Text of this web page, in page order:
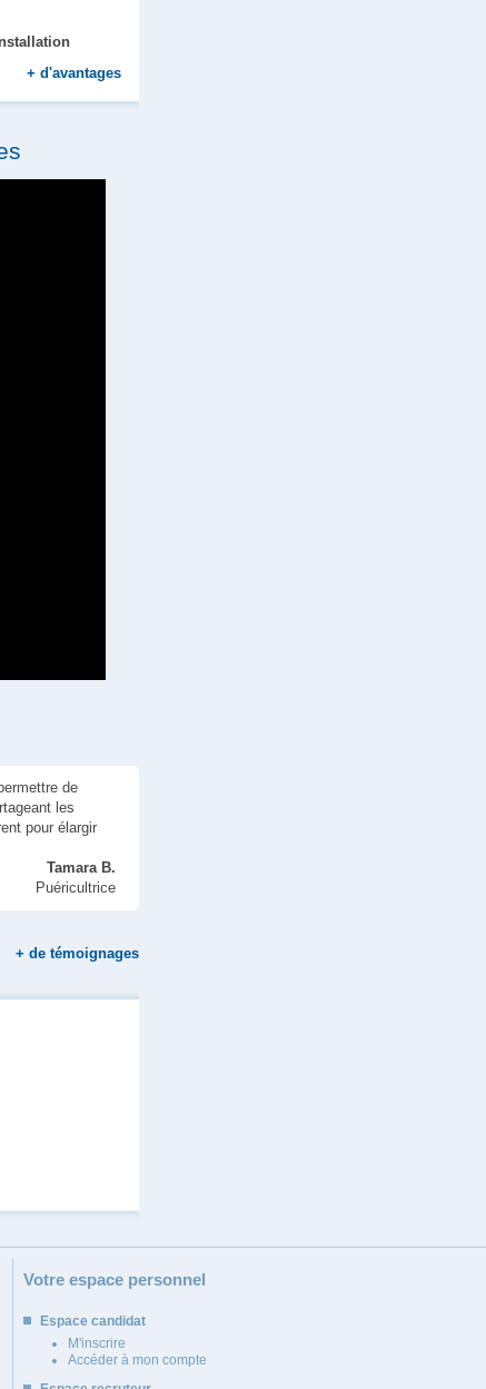
+ d'avantages
de
les
pour élargir
Tamara B.
Puéricultrice
+ de témoignages
Votre espace personnel
Espace candidat
M'inscrire
Accéder à mon compte